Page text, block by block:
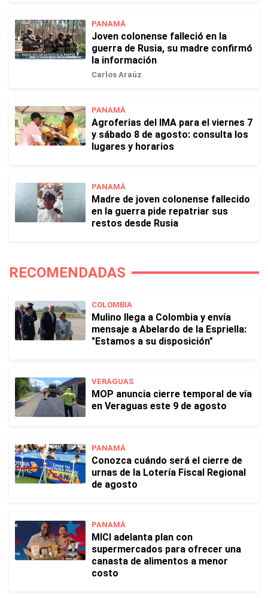
PANAMÁ
Joven colonense falleció en la
guerra de Rusia, su madre confirmó
la información
Carlos Araúz
PANAMÁ
Agroferias del IMA para el viernes 7
y sábado 8 de agosto: consulta los
lugares y horarios
PANAMÁ
Madre de joven colonense fallecido
en la guerra pide repatriar sus
restos desde Rusia
RECOMENDADAS
COLOMBIA
Mulino llega a Colombia y envía
mensaje a Abelardo de la Espriella:
"Estamos a su disposición"
VERAGUAS
MOP anuncia cierre temporal de vía
en Veraguas este 9 de agosto
PANAMÁ
Conozca cuándo será el cierre de
urnas de la Lotería Fiscal Regional
de agosto
PANAMÁ
MICI adelanta plan con
supermercados para ofrecer una
canasta de alimentos a menor
costo